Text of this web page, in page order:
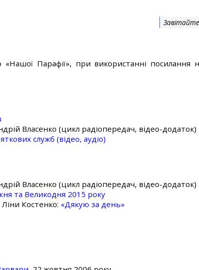
«Нашої Парафії», при використанні посилання
Власенко (цикл радіопередач, відео-додаток)
служб (відео, аудіо)
Власенко (цикл радіопередач, відео-додаток)
та Великодня 2015 року
Ліни Костенко: «Дякую за день»